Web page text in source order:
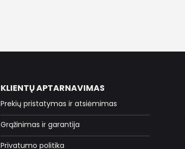
KLIENTŲ APTARNAVIMAS
Prekių pristatymas ir atsiėmimas
Grąžinimas ir garantija
Privatumo politika